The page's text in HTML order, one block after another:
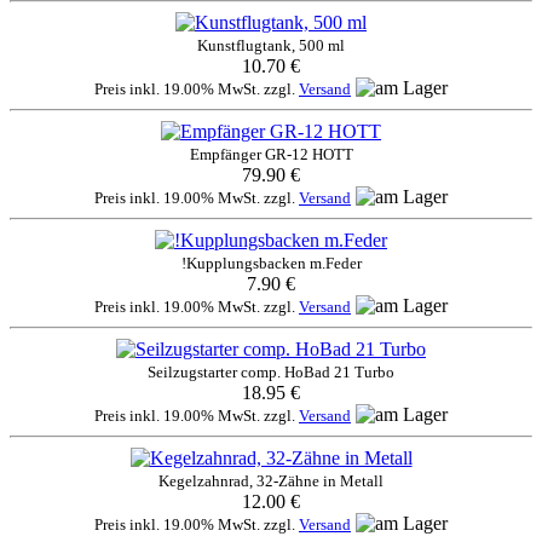
Kunstflugtank, 500 ml
10.70 €
Preis inkl. 19.00% MwSt. zzgl. Versand
Empfänger GR-12 HOTT
79.90 €
Preis inkl. 19.00% MwSt. zzgl. Versand
!Kupplungsbacken m.Feder
7.90 €
Preis inkl. 19.00% MwSt. zzgl. Versand
Seilzugstarter comp. HoBad 21 Turbo
18.95 €
Preis inkl. 19.00% MwSt. zzgl. Versand
Kegelzahnrad, 32-Zähne in Metall
12.00 €
Preis inkl. 19.00% MwSt. zzgl. Versand